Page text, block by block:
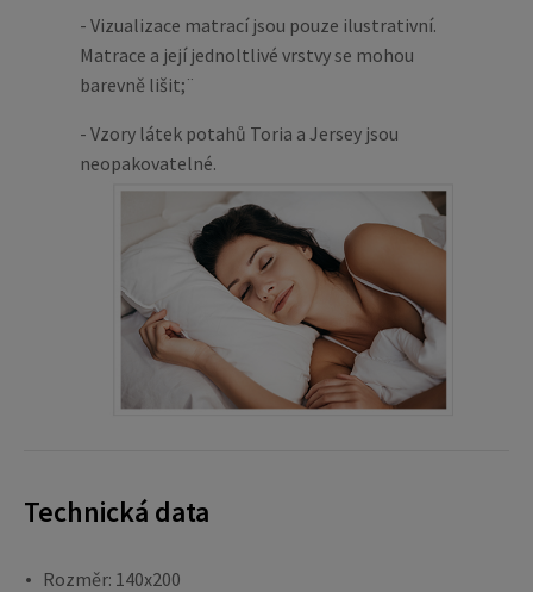
- Vizualizace matrací jsou pouze ilustrativní.
Matrace a její jednoltlivé vrstvy se mohou
barevně lišit;¨
- Vzory látek potahů Toria a Jersey jsou
neopakovatelné.
Technická data
Rozměr: 140x200